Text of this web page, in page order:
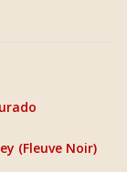
(Fleuve Noir)